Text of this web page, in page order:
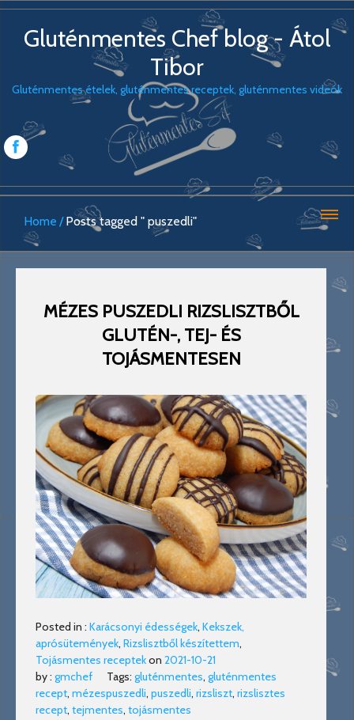
Gluténmentes Chef blog - Átol
Tibor
Gluténmentes ételek, gluténmentes receptek, gluténmentes videók
Home Posts tagged " puszedli"
MÉZES PUSZEDLI RIZSLISZTBŐL
GLUTÉN-, TEJ- ÉS
TOJÁSMENTESEN
Posted in : Karácsonyi édességek, Kekszek,
aprósütemények, Rizslisztből készítettem,
Tojásmentes receptekon 2021-10-21
by : gmchef Tags: gluténmentes, gluténmentes
recept, mézespuszedli, puszedli, rizsliszt, rizslisztes
recept, tejmentes, tojásmentes